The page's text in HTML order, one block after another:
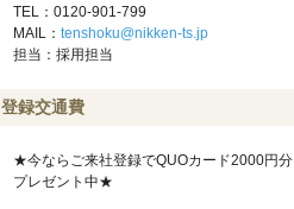
TEL：0120-901-799
MAIL： tenshoku@nikken-ts.jp
担当：採用担当
登録交通費
★今ならご来社登録でQUOカード2000円分
プレゼント中★